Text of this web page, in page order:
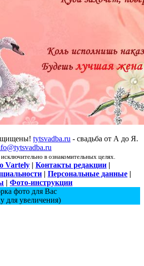
tytsvadba.ru - свадьба от А до Я.
в ознакомительных целях.
Vartely | Контакты редакции |
| Персональные данные |
| Фото-инструкции
фото для Вас
для увеличения)